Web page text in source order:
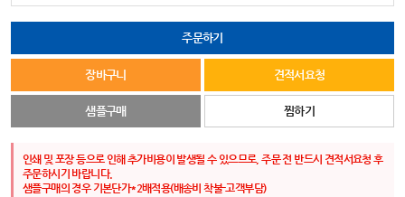
주문하기
장바구니 견적서요청
샘플구매 찜하기
인쇄 및 포장 등으로 인해 추가비용이 발생될 수 있으므로, 주문 전 반드시 견적서요청 후
주문하시기 바랍니다.
샘플구매의 경우 기본단가*2배적용(배송비 착불-고객부담)